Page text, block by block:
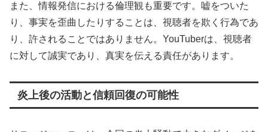
また、情報発信における倫理観も重要です。嘘をついた
り、事実を歪曲したりすることは、視聴者を欺く行為であ
り、許されることではありません。YouTuberは、視聴者
に対して誠実であり、真実を伝える責任があります。
炎上後の活動と信頼回復の可能性